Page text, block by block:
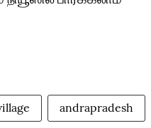
andrapradesh